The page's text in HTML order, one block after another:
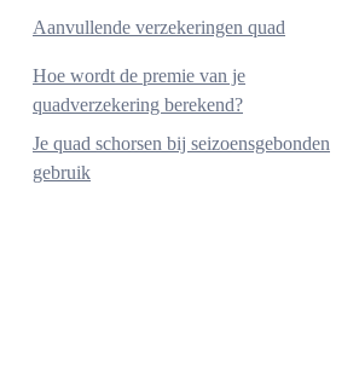
Aanvullende verzekeringen quad
Ongevallen opzittendenverzekering
Pechhulp
Rechtsbijstand verkeer
Accessoiredekking
Hoe wordt de premie van je
quadverzekering berekend?
Je quad schorsen bij seizoensgebonden
gebruik